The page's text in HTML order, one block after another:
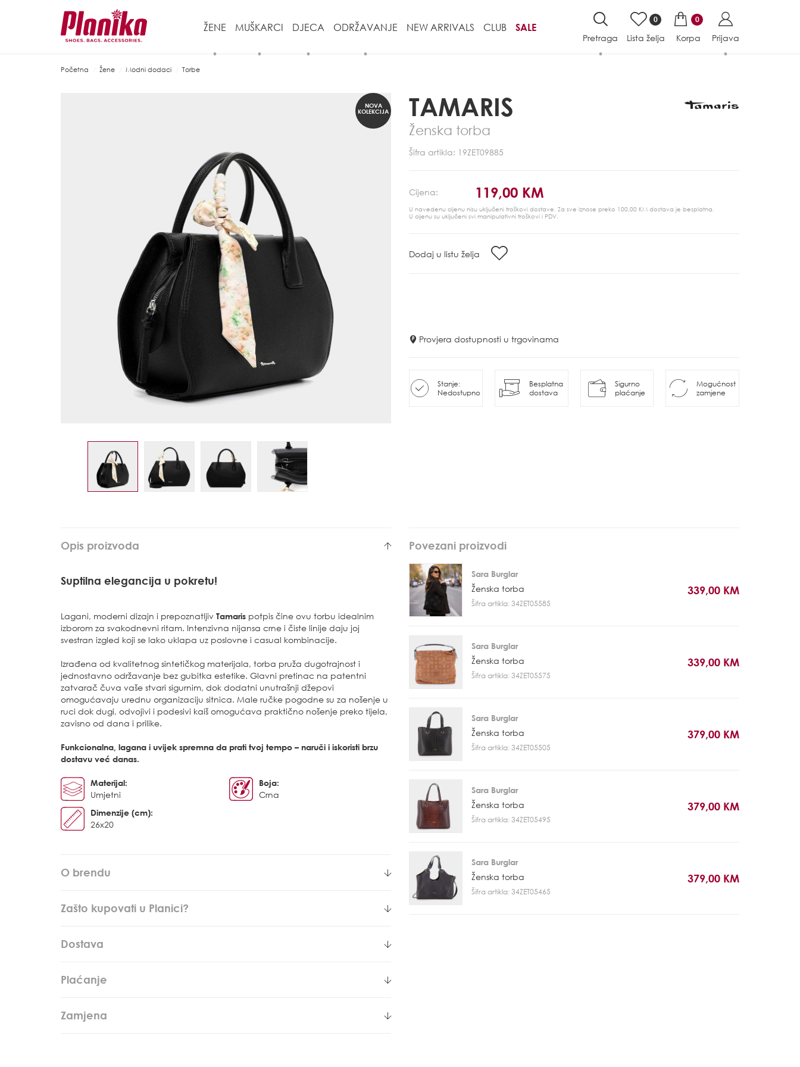
ŽENE MUŠKARCI DJECA ODRŽAVANJE NEW ARRIVALS CLUB SALE
Pretraga
0
Lista želja
0
Korpa Prijava
Početna Žene Modni dodaci Torbe
NOVA
KOLEKCIJA
TAMARIS
Ženska torba
Šifra artikla: 19ZET09885
Cijena: 119,00 KM
U navedenu cijenu nisu uključeni troškovi dostave. Za sve iznose preko 100,00 KM dostava je besplatna.
U cijenu su uključeni svi manipulativni troškovi i PDV.
Dodaj u listu želja
Provjera dostupnosti u trgovinama
Stanje:
Nedostupno
Besplatna
dostava
Sigurno
plaćanje
Mogućnost
zamjene
Opis proizvoda
Suptilna elegancija u pokretu!
Lagani, moderni dizajn i prepoznatljiv Tamaris potpis čine ovu torbu idealnim
izborom za svakodnevni ritam. Intenzivna nijansa crne i čiste linije daju joj
svestran izgled koji se lako uklapa uz poslovne i casual kombinacije.
Izrađena od kvalitetnog sintetičkog materijala, torba pruža dugotrajnost i
jednostavno održavanje bez gubitka estetike. Glavni pretinac na patentni
zatvarač čuva vaše stvari sigurnim, dok dodatni unutrašnji džepovi
omogućavaju urednu organizaciju sitnica. Male ručke pogodne su za nošenje u
ruci dok dugi, odvojivi i podesivi kaiš omogućava praktično nošenje preko tijela,
zavisno od dana i prilike.
Funkcionalna, lagana i uvijek spremna da prati tvoj tempo – naruči i iskoristi brzu
dostavu već danas.
Materijal:
Umjetni
Boja:
Crna
Dimenzije (cm):
26x20
O brendu
Zašto kupovati u Planici?
Dostava
Plaćanje
Zamjena
Povezani proizvodi
Sara Burglar
Ženska torba
Šifra artikla: 34ZET05585
339,00 KM
Sara Burglar
Ženska torba
Šifra artikla: 34ZET05575
339,00 KM
Sara Burglar
Ženska torba
Šifra artikla: 34ZET05505
379,00 KM
Sara Burglar
Ženska torba
Šifra artikla: 34ZET05495
379,00 KM
Sara Burglar
Ženska torba
Šifra artikla: 34ZET05465
379,00 KM